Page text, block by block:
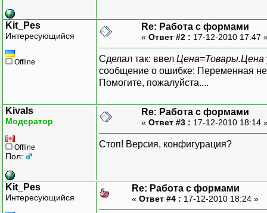
Kit_Pes
Интересующийся
Offline
Re: Работа с формами
« Ответ #2 : 17-12-2010 17:47
Сделал так: ввел Цена=Товары.Цена
сообщение о ошибке: Переменная
Помогите, пожалуйста....
Kivals
Модератор
Offline
Пол:
Re: Работа с формами
« Ответ #3 : 17-12-2010 18:14
Стоп! Версия, конфигурация?
Kit_Pes
Интересующийся
Re: Работа с формами
« Ответ #4 : 17-12-2010 18:24 »